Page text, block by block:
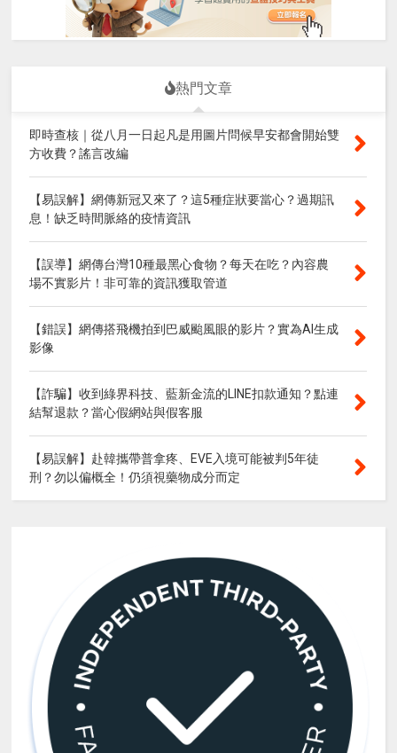
熱門文章
即時查核｜從八月一日起凡是用圖片問候早安都會開始雙
方收費？謠言改編
【易誤解】網傳新冠又來了？這5種症狀要當心？過期訊
息！缺乏時間脈絡的疫情資訊
【誤導】網傳台灣10種最黑心食物？每天在吃？內容農
場不實影片！非可靠的資訊獲取管道
【錯誤】網傳搭飛機拍到巴威颱風眼的影片？實為AI生成
影像
【詐騙】收到綠界科技、藍新金流的LINE扣款通知？點連
結幫退款？當心假網站與假客服
【易誤解】赴韓攜帶普拿疼、EVE入境可能被判5年徒
刑？勿以偏概全！仍須視藥物成分而定